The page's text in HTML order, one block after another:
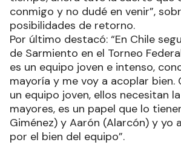
conmigo y no dudé en venir”,
posibilidades de retorno.
Por último destacó: “En Chile
de Sarmiento en el Torneo
es un equipo joven e intenso,
mayoría y me voy a acoplar bien.
un equipo joven, ellos necesitan
mayores, es un papel que lo
Giménez) y Aarón (Alarcón) y yo
por el bien del equipo”.